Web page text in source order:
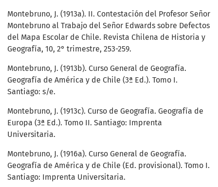
Montebruno, J. (1913a). II. Contestación del Profesor Señor
Montebruno al Trabajo del Señor Edwards sobre Defectos
del Mapa Escolar de Chile. Revista Chilena de Historia y
Geografía, 10, 2° trimestre, 253-259.
Montebruno, J. (1913b). Curso General de Geografía.
Geografía de América y de Chile (3ª Ed.). Tomo I.
Santiago: s/e.
Montebruno, J. (1913c). Curso de Geografía. Geografía de
Europa (3ª Ed.). Tomo II. Santiago: Imprenta
Universitaria.
Montebruno, J. (1916a). Curso General de Geografía.
Geografía de América y de Chile (Ed. provisional). Tomo I.
Santiago: Imprenta Universitaria.